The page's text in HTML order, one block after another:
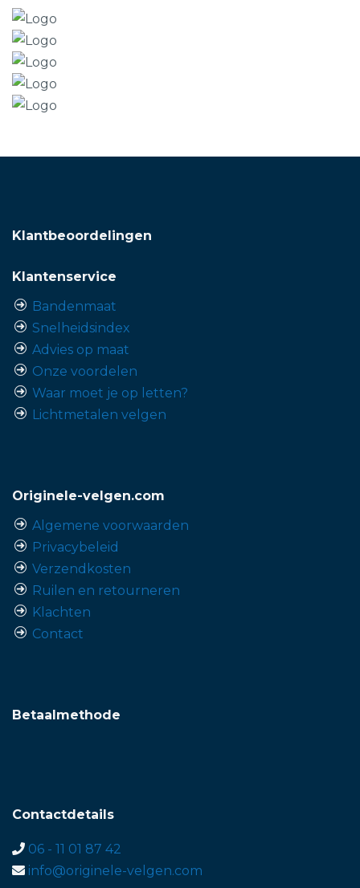
Klantbeoordelingen
Klantenservice
Bandenmaat
Snelheidsindex
Advies op maat
Onze voordelen
Waar moet je op letten?
Lichtmetalen velgen
Originele-velgen.com
Algemene voorwaarden
Privacybeleid
Verzendkosten
Ruilen en retourneren
Klachten
Contact
Betaalmethode
Contactdetails
06 - 11 01 87 42
info@originele-velgen.com